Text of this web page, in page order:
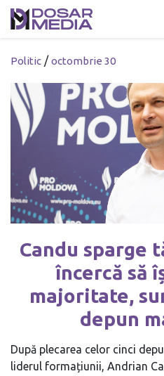
Politic /octombrie 30
Candu sparge
încercă să
majoritate,
depun
După plecarea celor cinci
liderul formațiunii, Andrian